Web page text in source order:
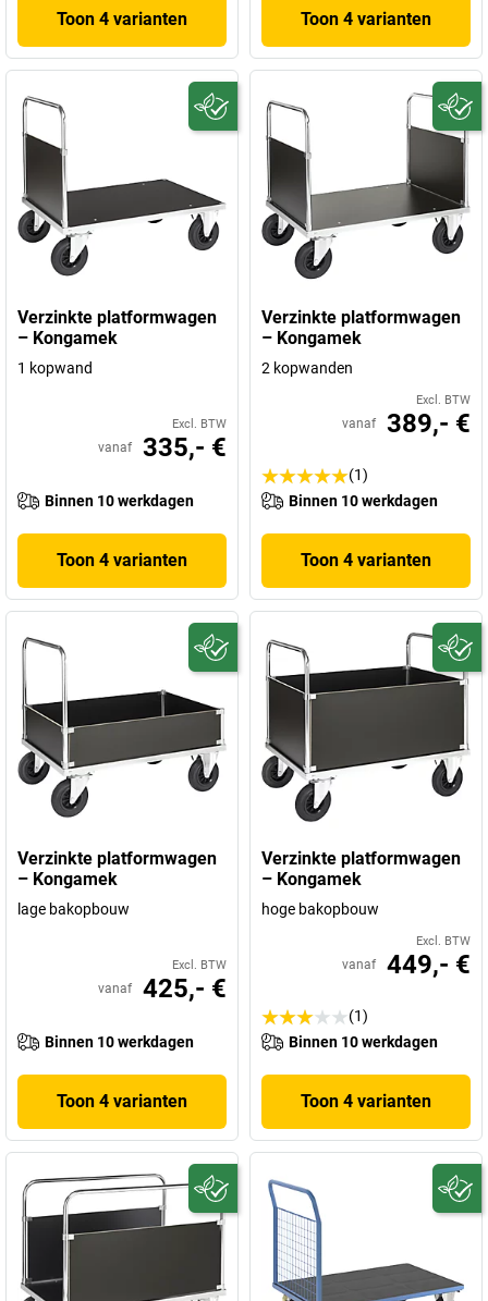
Toon 4 varianten Toon 4 varianten
Verzinkte platformwagen
– Kongamek
1 kopwand
Excl. BTW
vanaf 335,- €
Binnen 10 werkdagen
Toon 4 varianten
Verzinkte platformwagen
– Kongamek
2 kopwanden
Excl. BTW
vanaf 389,- €
(1)
Binnen 10 werkdagen
Toon 4 varianten
Verzinkte platformwagen
– Kongamek
lage bakopbouw
Excl. BTW
vanaf 425,- €
Binnen 10 werkdagen
Toon 4 varianten
Verzinkte platformwagen
– Kongamek
hoge bakopbouw
Excl. BTW
vanaf 449,- €
(1)
Binnen 10 werkdagen
Toon 4 varianten